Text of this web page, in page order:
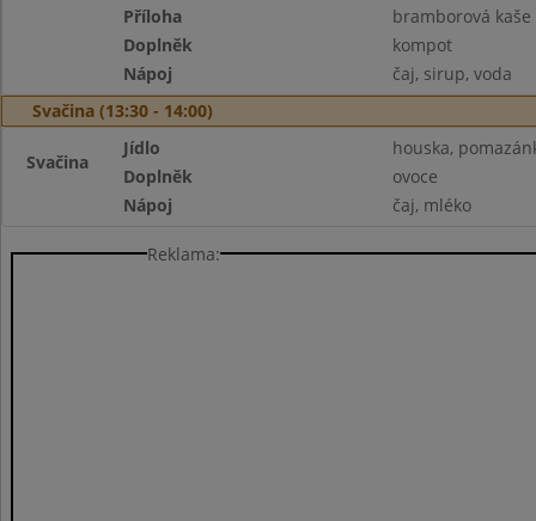
Příloha
bramborová kaše
Doplněk
kompot
Nápoj
čaj, sirup, voda
Svačina (13:30 - 14:00)
Svačina
Jídlo
houska,
Doplněk
ovoce
Nápoj
čaj, mléko
Reklama: